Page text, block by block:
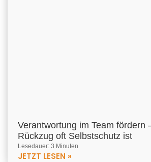
Verantwortung im Team fördern
Rückzug oft Selbstschutz ist
Lesedauer: 3 Minuten
JETZT LESEN »